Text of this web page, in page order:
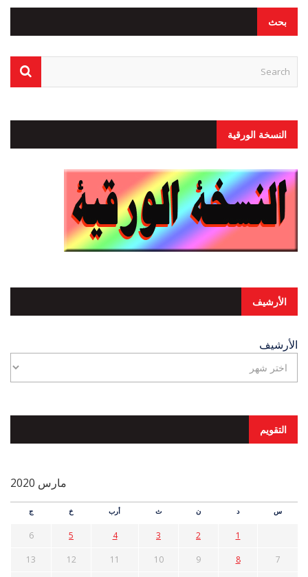
بحث
النسخة الورقية
الأرشيف
الأرشيف
التقويم
مارس 2020
س د ن ث أرب خ ج
1
2
3
4
5
6
7
8
9
10
11
12
13